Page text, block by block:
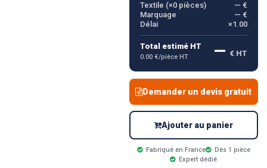
Textile (×0pièces)
— €
Marquage
— €
Délai
×1.00
Total estimé HT
0.00 €/pièce HT — € HT
Demander un devis gratuit
Ajouter au panier
Fabriqué en France
Dès 1 pièce
Expert dédié